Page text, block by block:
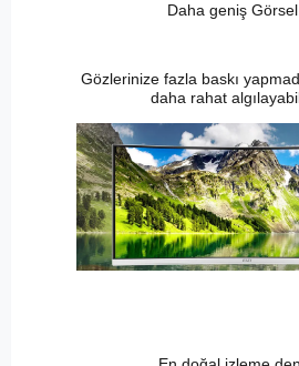
Daha geniş Görsel
Gözlerinize fazla baskı
daha rahat